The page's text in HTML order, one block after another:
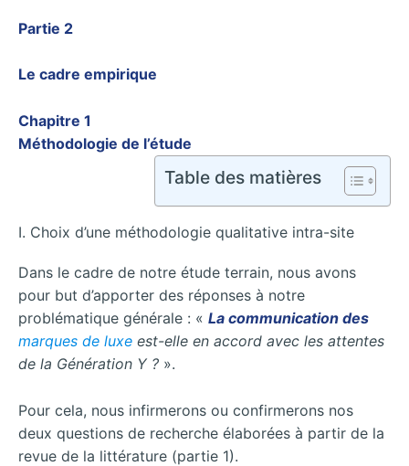
Partie 2
Le cadre empirique
Chapitre 1
Méthodologie de l’étude
Table des matières
I. Choix d’une méthodologie qualitative intra-site
Dans le cadre de notre étude terrain, nous avons
pour but d’apporter des réponses à notre
problématique générale : « La communication des
marques de luxe est-elle en accord avec les attentes
de la Génération Y ? ».
Pour cela, nous infirmerons ou confirmerons nos
deux questions de recherche élaborées à partir de la
revue de la littérature (partie 1).